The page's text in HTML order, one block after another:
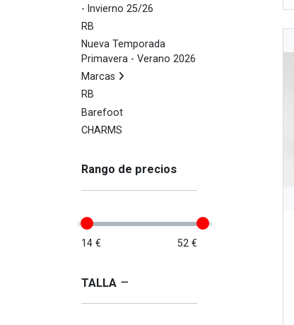
- Invierno 25/26
RB
Nueva Temporada
Primavera - Verano 2026
Marcas
RB
Barefoot
CHARMS
Rango de precios
14 € 52 €
TALLA